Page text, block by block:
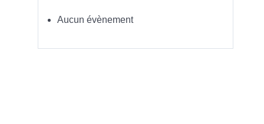
Aucun évènement